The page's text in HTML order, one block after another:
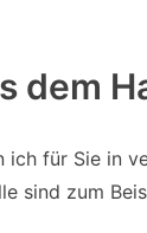
dem
ich für Sie in
sind zum